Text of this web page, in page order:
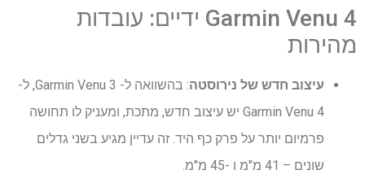
Garmin Venu 4 ידיים: עובדות
מהירות
עיצוב חדש של נירוסטה
: בהשוואה ל- Garmin Venu 3, ל-
Garmin Venu 4 יש עיצוב חדש, מתכת, ומעניק לו תחושה
פרמיום יותר על פרק כף היד. זה עדיין מגיע בשני גדלים
שונים – 41 מ"מ ו -45 מ"מ.